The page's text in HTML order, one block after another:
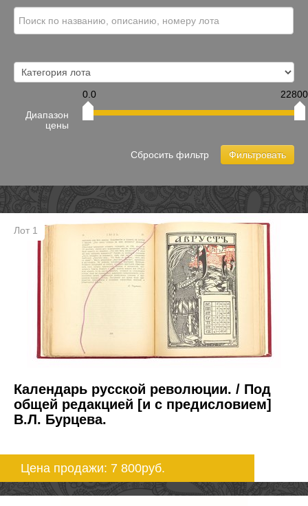
Диапазон
цены
0.0
Сбросить фильтр Фильтровать
Лот 1
Календарь русской революции. / Под
общей редакцией [и с предисловием]
В.Л. Бурцева.
Цена продажи: 7 800руб.